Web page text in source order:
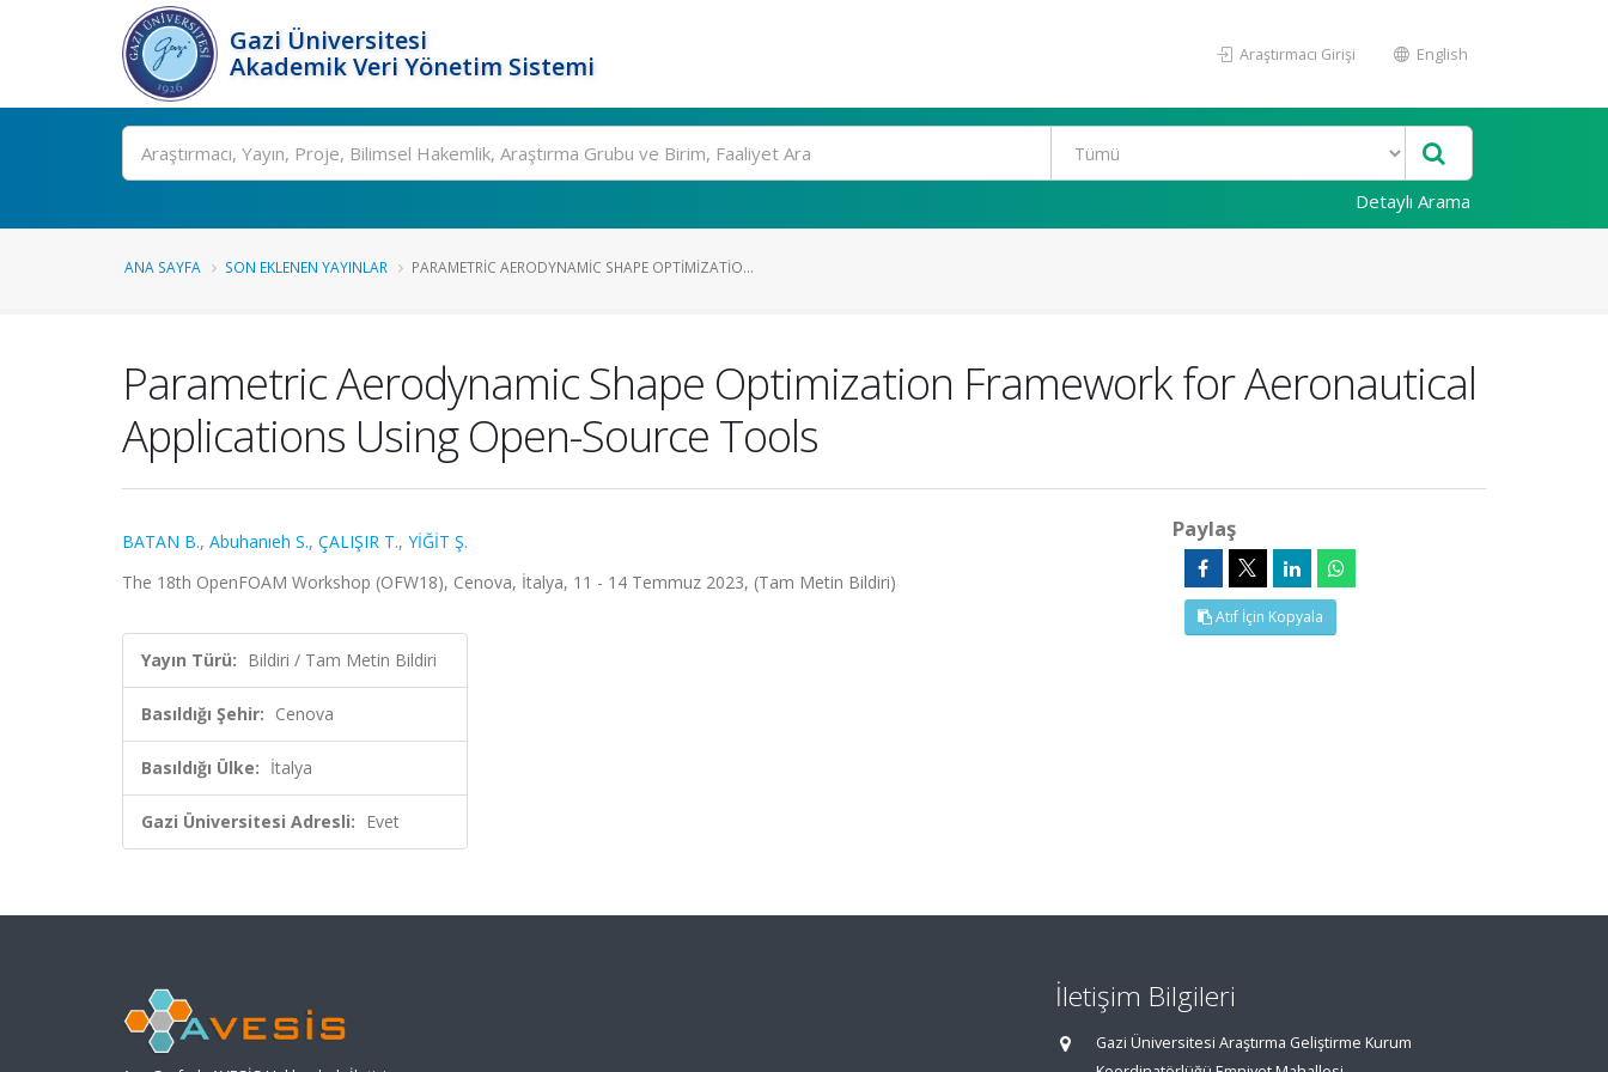
Gazi Üniversitesi
Akademik Veri Yönetim Sistemi
Araştırmacı Girişi English
Ara
Detaylı Arama
ANA SAYFA SON EKLENEN YAYINLAR PARAMETRIC AERODYNAMIC SHAPE OPTIMIZATIO...
Parametric Aerodynamic Shape Optimization Framework for Aeronautical
Applications Using Open-Source Tools
BATAN B., Abuhanıeh S., ÇALIŞIR T., YİĞİT Ş.
The 18th OpenFOAM Workshop (OFW18), Cenova, İtalya, 11 - 14 Temmuz 2023, (Tam Metin Bildiri)
Yayın Türü: Bildiri / Tam Metin Bildiri
Basıldığı Şehir: Cenova
Basıldığı Ülke: İtalya
Gazi Üniversitesi Adresli: Evet
Paylaş
Atıf İçin Kopyala
İletişim Bilgileri
Gazi Üniversitesi Araştırma Geliştirme Kurum